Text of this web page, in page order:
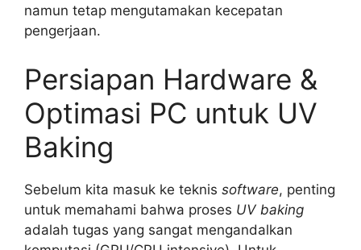
namun tetap mengutamakan kecepatan
pengerjaan.
Persiapan Hardware &
Optimasi PC untuk UV
Baking
Sebelum kita masuk ke teknis software, penting
untuk memahami bahwa proses UV baking
adalah tugas yang sangat mengandalkan